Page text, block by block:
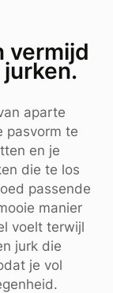
vermijd
aparte
pasvorm te
en je
die te los
passende
manier
voelt terwijl
jurk die
je vol